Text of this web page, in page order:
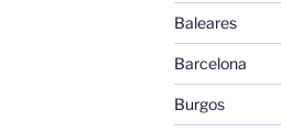
Baleares
Barcelona
Burgos